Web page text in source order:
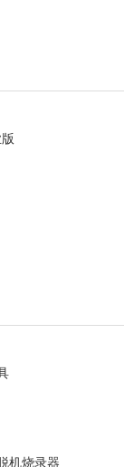
机烧录器